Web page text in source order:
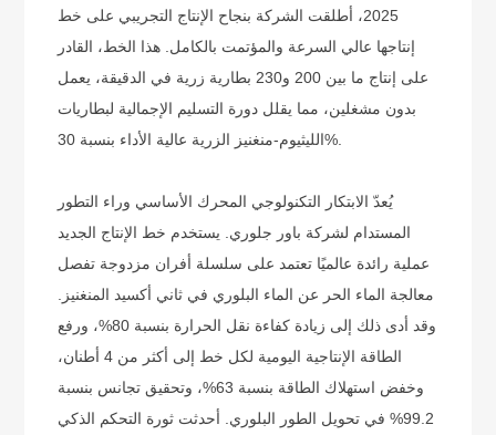
2025، أطلقت الشركة بنجاح الإنتاج التجريبي على خط
إنتاجها عالي السرعة والمؤتمت بالكامل. هذا الخط، القادر
على إنتاج ما بين 200 و230 بطارية زرية في الدقيقة، يعمل
بدون مشغلين، مما يقلل دورة التسليم الإجمالية لبطاريات
الليثيوم-منغنيز الزرية عالية الأداء بنسبة 30%.
يُعدّ الابتكار التكنولوجي المحرك الأساسي وراء التطور
المستدام لشركة باور جلوري. يستخدم خط الإنتاج الجديد
عملية رائدة عالميًا تعتمد على سلسلة أفران مزدوجة تفصل
معالجة الماء الحر عن الماء البلوري في ثاني أكسيد المنغنيز.
وقد أدى ذلك إلى زيادة كفاءة نقل الحرارة بنسبة 80%، ورفع
الطاقة الإنتاجية اليومية لكل خط إلى أكثر من 4 أطنان،
وخفض استهلاك الطاقة بنسبة 63%، وتحقيق تجانس بنسبة
99.2% في تحويل الطور البلوري. أحدثت ثورة التحكم الذكي